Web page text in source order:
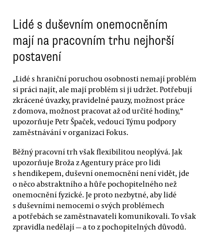
Lidé s duševním onemocněním
mají na pracovním trhu nejhorší
postavení
„Lidé s hraniční poruchou osobnosti nemají problém
si práci najít, ale mají problém si ji udržet. Potřebují
zkrácené úvazky, pravidelné pauzy, možnost práce
z domova, možnost pracovat až od určité hodiny,“
upozorňuje Petr Špaček, vedoucí Týmu podpory
zaměstnávání v organizaci Fokus.
Běžný pracovní trh však flexibilitou neoplývá. Jak
upozorňuje Broža z Agentury práce pro lidi
s hendikepem, duševní onemocnění není vidět, jde
o něco abstraktního a hůře pochopitelného než
onemocnění fyzické. Je proto nezbytné, aby lidé
s duševními nemocemi o svých problémech
a potřebách se zaměstnavateli komunikovali. To však
zpravidla nedělají — a to z pochopitelných důvodů.